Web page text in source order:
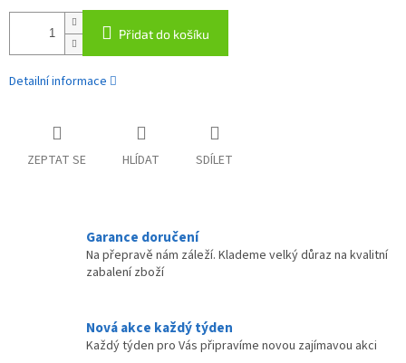
Přidat do košíku
Detailní informace
ZEPTAT SE HLÍDAT SDÍLET
Garance doručení
Na přepravě nám záleží. Klademe velký důraz na kvalitní
zabalení zboží
Nová akce každý týden
Každý týden pro Vás připravíme novou zajímavou akci